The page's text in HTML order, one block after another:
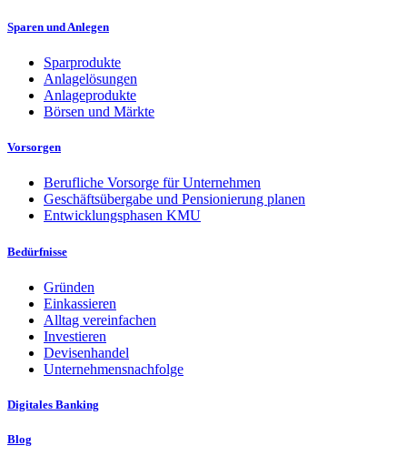
Sparen und Anlegen
Sparprodukte
Anlagelösungen
Anlageprodukte
Börsen und Märkte
Vorsorgen
Berufliche Vorsorge für Unternehmen
Geschäftsübergabe und Pensionierung planen
Entwicklungsphasen KMU
Bedürfnisse
Gründen
Einkassieren
Alltag vereinfachen
Investieren
Devisenhandel
Unternehmensnachfolge
Digitales Banking
Blog